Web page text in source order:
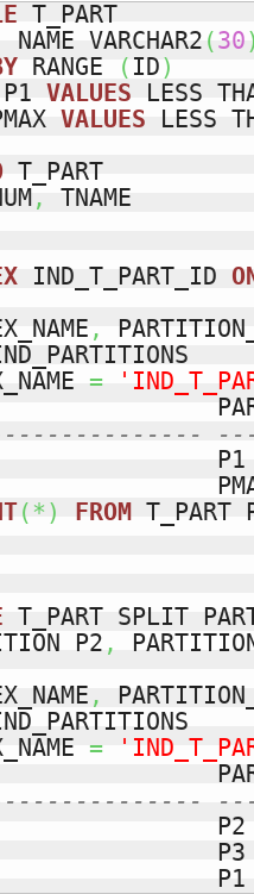
T_PART
NAME VARCHAR2 (30
RANGE ( ID)
VALUES LESS
VALUES LESS
T_PART
,
TNAME
IND_T_PART_ID
,
=
(*) FROM
T_PART
T_PART SPLIT
P2 ,
,
=